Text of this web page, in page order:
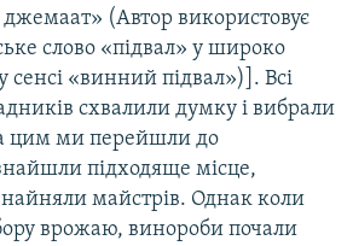
(Автор використовує
слово «підвал» у широко
«винний підвал»)]. Всі
схвалили думку і вибрали
цим ми перейшли до
підходяще місце,
майстрів. Однак коли
врожаю, винороби почали